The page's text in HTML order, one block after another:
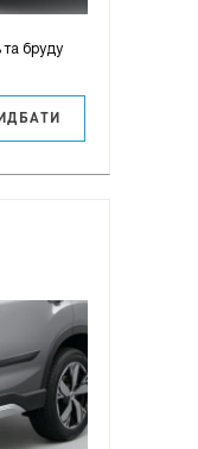
та бруду